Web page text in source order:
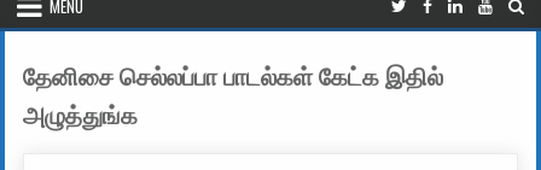
MENU
தேனிசை செல்லப்பா பாடல்கள் கேட்க இதில்
அழுத்துங்க